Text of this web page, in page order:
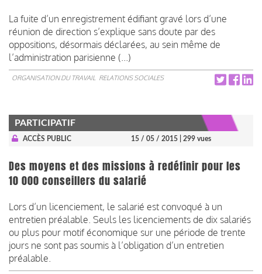
La fuite d’un enregistrement édifiant gravé lors d’une
réunion de direction s’explique sans doute par des
oppositions, désormais déclarées, au sein même de
l’administration parisienne (...)
ORGANISATION DU TRAVAIL RELATIONS SOCIALES
PARTICIPATIF
ACCÈS PUBLIC 15 / 05 / 2015 | 299 vues
Des moyens et des missions à redéfinir pour les
10 000 conseillers du salarié
Lors d’un licenciement, le salarié est convoqué à un
entretien préalable. Seuls les licenciements de dix salariés
ou plus pour motif économique sur une période de trente
jours ne sont pas soumis à l’obligation d’un entretien
préalable.